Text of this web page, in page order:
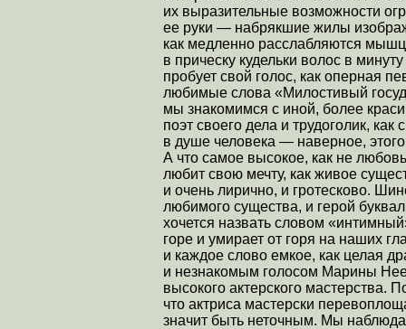
их выразительные возможности
ее руки — набрякшие жилы
как медленно расслабляются
в прическу кудельки волос в
пробует свой голос, как оперная
любимые слова «Милостивый
мы знакомимся с иной, более
поэт своего дела и трудоголик,
в душе человека — наверное, этого
А что самое высокое, как не
любит свою мечту, как живое
и очень лирично, и гротесково.
любимого существа, и герой
хочется назвать словом
горе и умирает от горя на наших
и каждое слово емкое, как целая
и незнакомым голосом Марины
высокого актерского мастерства.
что актриса мастерски
значит быть неточным. Мы